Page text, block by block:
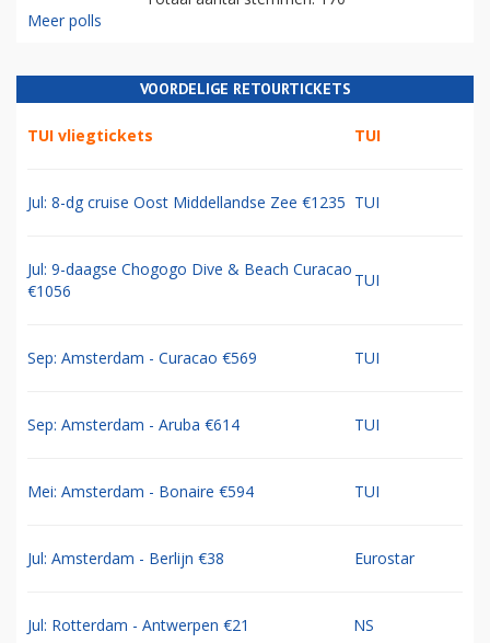
Meer polls
VOORDELIGE RETOURTICKETS
TUI vliegtickets TUI
Jul: 8-dg cruise Oost Middellandse Zee €1235 TUI
Jul: 9-daagse Chogogo Dive & Beach Curacao
€1056
TUI
Sep: Amsterdam - Curacao €569 TUI
Sep: Amsterdam - Aruba €614 TUI
Mei: Amsterdam - Bonaire €594 TUI
Jul: Amsterdam - Berlijn €38 Eurostar
Jul: Rotterdam - Antwerpen €21 NS